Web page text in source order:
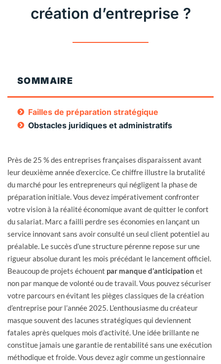
création d’entreprise ?
Près de 25 % des entreprises françaises disparaissent avant
leur deuxième année d’exercice. Ce chiffre illustre la brutalité
du marché pour les entrepreneurs qui négligent la phase de
préparation initiale. Vous devez impérativement confronter
votre vision à la réalité économique avant de quitter le confort
du salariat. Marc a failli perdre ses économies en lançant un
service innovant sans avoir consulté un seul client potentiel au
préalable. Le succès d’une structure pérenne repose sur une
rigueur absolue durant les mois précédant le lancement officiel.
Beaucoup de projets échouent par manque d’anticipation et
non par manque de volonté ou de travail. Vous pouvez sécuriser
votre parcours en évitant les pièges classiques de la création
d’entreprise pour l’année 2025. L’enthousiasme du créateur
masque souvent des lacunes stratégiques qui deviennent
fatales après quelques mois d’activité. Une idée brillante ne
constitue jamais une garantie de rentabilité sans une exécution
méthodique et froide. Vous devez agir comme un gestionnaire
SOMMAIRE
Failles de préparation stratégique
Obstacles juridiques et administratifs